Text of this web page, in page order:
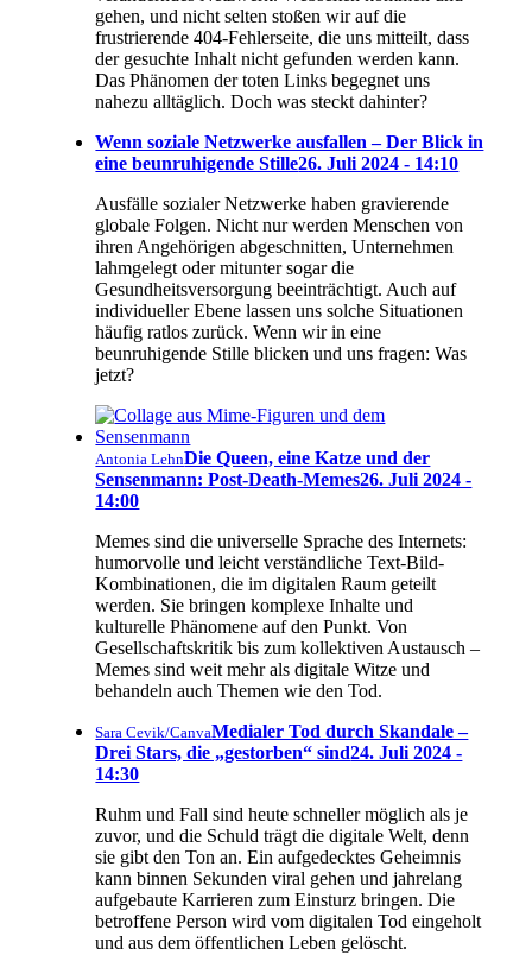
gehen, und nicht selten stoßen wir auf die
frustrierende 404-Fehlerseite, die uns mitteilt, dass
der gesuchte Inhalt nicht gefunden werden kann.
Das Phänomen der toten Links begegnet uns
nahezu alltäglich. Doch was steckt dahinter?
Wenn soziale Netzwerke ausfallen – Der Blick in
eine beunruhigende Stille26. Juli 2024 - 14:10
Ausfälle sozialer Netzwerke haben gravierende
globale Folgen. Nicht nur werden Menschen von
ihren Angehörigen abgeschnitten, Unternehmen
lahmgelegt oder mitunter sogar die
Gesundheitsversorgung beeinträchtigt. Auch auf
individueller Ebene lassen uns solche Situationen
häufig ratlos zurück. Wenn wir in eine
beunruhigende Stille blicken und uns fragen: Was
jetzt?
Antonia LehnDie Queen, eine Katze und der
Sensenmann: Post-Death-Memes26. Juli 2024 -
14:00
Memes sind die universelle Sprache des Internets:
humorvolle und leicht verständliche Text-Bild-
Kombinationen, die im digitalen Raum geteilt
werden. Sie bringen komplexe Inhalte und
kulturelle Phänomene auf den Punkt. Von
Gesellschaftskritik bis zum kollektiven Austausch –
Memes sind weit mehr als digitale Witze und
behandeln auch Themen wie den Tod.
Sara Cevik/CanvaMedialer Tod durch Skandale –
Drei Stars, die „gestorben“ sind24. Juli 2024 -
14:30
Ruhm und Fall sind heute schneller möglich als je
zuvor, und die Schuld trägt die digitale Welt, denn
sie gibt den Ton an. Ein aufgedecktes Geheimnis
kann binnen Sekunden viral gehen und jahrelang
aufgebaute Karrieren zum Einsturz bringen. Die
betroffene Person wird vom digitalen Tod eingeholt
und aus dem öffentlichen Leben gelöscht.